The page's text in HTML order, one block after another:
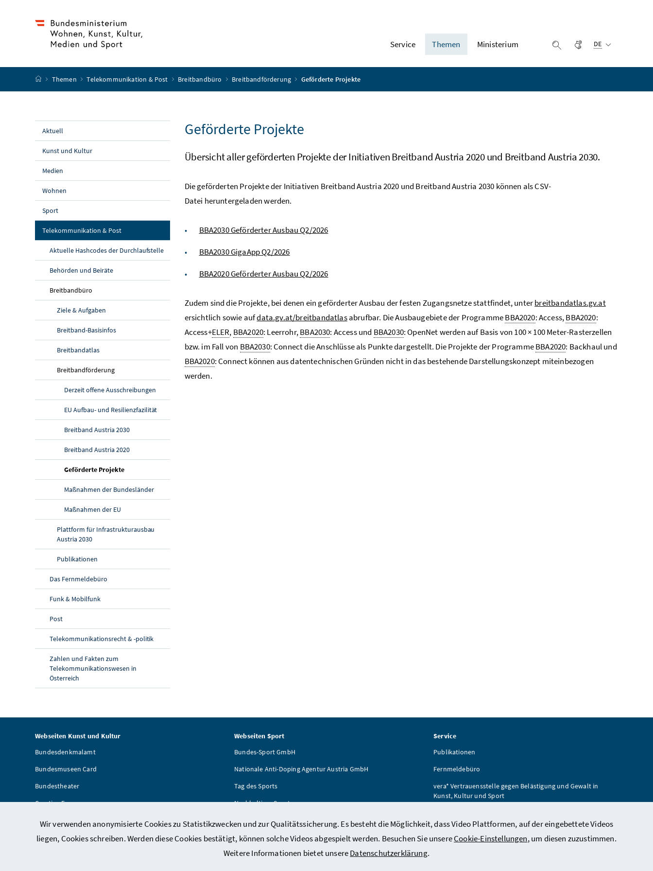
Wir verwenden anonymisierte Cookies zu Statistikzwecken und zur Qualitätssicherung. Es besteht die Möglichkeit, dass Video Plattformen, auf der eingebettete Videos
liegen, Cookies schreiben. Werden diese Cookies bestätigt, können solche Videos abgespielt werden. Besuchen Sie unsereCookie-Einstellungen, um diesen zuzustimmen.
Weitere Informationen bietet unsereDatenschutzerklärung.
Service Themen Ministerium Suche einblenden
Gebärdensprache
DE
Startseite
Themen Telekommunikation & Post Breitbandbüro Breitbandförderung Geförderte Projekte
Aktuell
Kunst und Kultur
Medien
Wohnen
Sport
Telekommunikation & Post
Aktuelle Hashcodes der Durchlaufstelle
Behörden und Beiräte
Breitbandbüro
Ziele & Aufgaben
Breitband-Basisinfos
Breitbandatlas
Breitbandförderung
Derzeit offene Ausschreibungen
EU Aufbau- und Resilienzfazilität
Breitband Austria 2030
Breitband Austria 2020
Geförderte Projekte(aktuelle Seite)
Maßnahmen der Bundesländer
Maßnahmen der EU
Plattform für Infrastrukturausbau
Austria 2030
Publikationen
Das Fernmeldebüro
Funk & Mobilfunk
Post
Telekommunikationsrecht & -politik
Zahlen und Fakten zum
Telekommunikationswesen in
Österreich
Geförderte Projekte
Übersicht aller geförderten Projekte der Initiativen Breitband Austria 2020 und Breitband Austria 2030.
Die geförderten Projekte der Initiativen Breitband Austria 2020 und Breitband Austria 2030 können als CSV-
Datei heruntergeladen werden.
BBA2030 Geförderter Ausbau Q2/2026
BBA2030 GigaApp Q2/2026
BBA2020 Geförderter Ausbau Q2/2026
Zudem sind die Projekte, bei denen ein geförderter Ausbau der festen Zugangsnetze stattfindet, unterbreitbandatlas.gv.at
ersichtlich sowie aufdata.gv.at/breitbandatlasabrufbar. Die Ausbaugebiete der ProgrammeBBA2020: Access,BBA2020:
Access+ELER, BBA2020: Leerrohr,BBA2030: Access und BBA2030: OpenNet werden auf Basis von 100 × 100 Meter-Rasterzellen
bzw. im Fall von BBA2030: Connect die Anschlüsse als Punkte dargestellt. Die Projekte der ProgrammeBBA2020: Backhaul und
BBA2020: Connect können aus datentechnischen Gründen nicht in das bestehende Darstellungskonzept miteinbezogen
werden.
Webseiten Kunst und Kultur
Bundesdenkmalamt
Bundesmuseen Card
Bundestheater
Creative Europe
Artothek
Provenienzforschung
Webseiten Sport
Bundes-Sport GmbH
Nationale Anti-Doping Agentur Austria GmbH
Tag des Sports
Nachhaltiger Sport
Tägliche Bewegungseinheit
Service
Publikationen
Fernmeldebüro
vera* Vertrauensstelle gegen Belästigung und Gewalt in
Kunst, Kultur und Sport